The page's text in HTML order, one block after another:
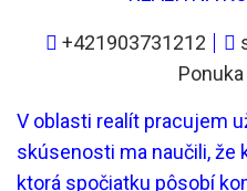
+421903731212
V oblasti realít pracujem
skúsenosti ma naučili, že
ktorá spočiatku pôsobí